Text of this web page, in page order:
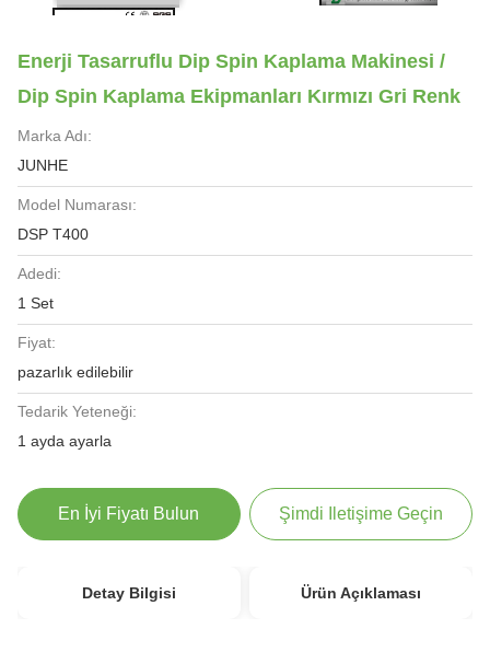
Enerji Tasarruflu Dip Spin Kaplama Makinesi /
Dip Spin Kaplama Ekipmanları Kırmızı Gri Renk
Marka Adı:
JUNHE
Model Numarası:
DSP T400
Adedi:
1 Set
Fiyat:
pazarlık edilebilir
Tedarik Yeteneği:
1 ayda ayarla
En İyi Fiyatı Bulun Şimdi Iletişime Geçin
Detay Bilgisi Ürün Açıklaması